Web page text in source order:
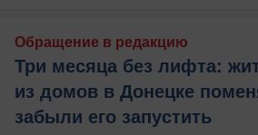
Обращение в редакцию
Три месяца без лифта:
из домов в Донецке
забыли его запустить